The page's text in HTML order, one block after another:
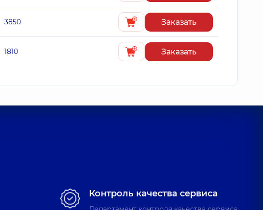
3850 Заказать
1810 Заказать
Контроль качества сервиса